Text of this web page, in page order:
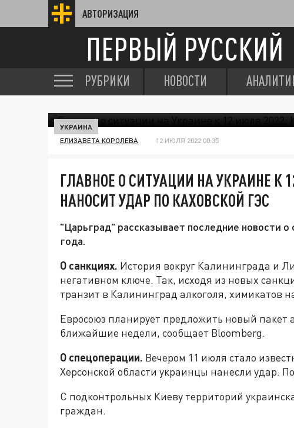
АВТОРИЗАЦИЯ
ПЕРВЫЙ РУССКИЙ
РУБРИКИ НОВОСТИ
УКРАИНА
ЕЛИЗАВЕТА КОРОЛЕВА 12 ИЮЛЯ 2022 00:35
ГЛАВНОЕ О СИТУАЦИИ НА УКРАИНЕ К
НАНОСИТ УДАР ПО КАХОВСКОЙ ГЭС
"Царьград" рассказывает последние новости
года.
О санкциях. История вокруг Калининграда и
негативном ключе. Так, исходя из новых
транзит в Калининград алкоголя, химикатов
Евросоюз планирует предложить новый пакет
ближайшие недели, сообщает Bloomberg.
О спецоперации. Вечером 11 июля стало
Херсонской области украинцы нанесли удар.
С подконтрольных Киеву территорий
граждан.